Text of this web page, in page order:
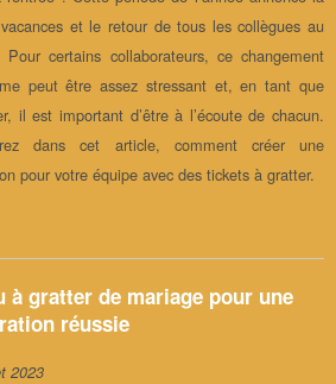
et le retour de tous les collègues au
Pour certains collaborateurs, ce changement
peut être assez stressant et, en tant que
il est important d’être à l’écoute de chacun.
dans cet article, comment créer une
pour votre équipe avec des tickets à gratter.
à gratter de mariage pour une
réussie
2023